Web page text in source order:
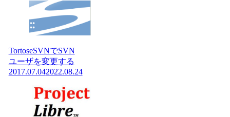
TortoseSVNでSVN
ユーザを変更する
2017.07.042022.08.24